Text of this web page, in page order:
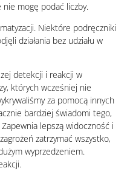
nie mogę podać liczby.
Niektóre podręczniki
działania bez udziału w
detekcji i reakcji w
których wcześniej nie
za pomocą innych
bardziej świadomi tego,
lepszą widoczność i
zatrzymać wszystko,
wyprzedzeniem.